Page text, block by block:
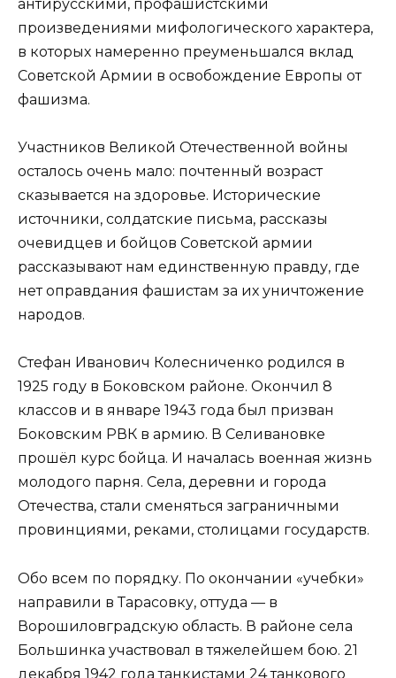
антирусскими, профашистскими
произведениями мифологического характера,
в которых намеренно преуменьшался вклад
Советской Армии в освобождение Европы от
фашизма.
Участников Великой Отечественной войны
осталось очень мало: почтенный возраст
сказывается на здоровье. Исторические
источники, солдатские письма, рассказы
очевидцев и бойцов Советской армии
рассказывают нам единственную правду, где
нет оправдания фашистам за их уничтожение
народов.
Стефан Иванович Колесниченко родился в
1925 году в Боковском районе. Окончил 8
классов и в январе 1943 года был призван
Боковским РВК в армию. В Селивановке
прошёл курс бойца. И началась военная жизнь
молодого парня. Села, деревни и города
Отечества, стали сменяться заграничными
провинциями, реками, столицами государств.
Обо всем по порядку. По окончании «учебки»
направили в Тарасовку, оттуда — в
Ворошиловградскую область. В районе села
Большинка участвовал в тяжелейшем бою. 21
декабря 1942 года танкистами 24 танкового